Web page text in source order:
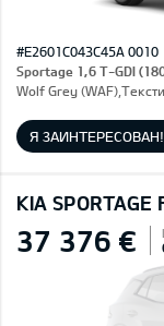
#E2601C043C45A 0010
Sportage 1,6 T-GDI
Wolf Grey
Я ЗАИНТЕРЕСОВАН!
KIA SPORTAGE
37 376 €